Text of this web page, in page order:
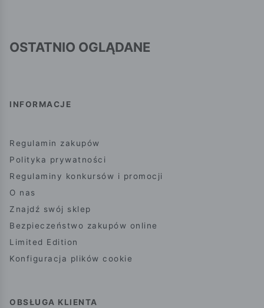
OSTATNIO OGLĄDANE
INFORMACJE
Regulamin zakupów
Polityka prywatności
Regulaminy konkursów i promocji
O nas
Znajdź swój sklep
Bezpieczeństwo zakupów online
Limited Edition
Konfiguracja plików cookie
OBSŁUGA KLIENTA